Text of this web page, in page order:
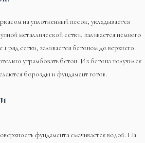
на уплотненный песок, укладывается
металлической сетки, заливается немного
1 ряд сетки, заливается бетоном до верхнего
утрамбовать бетон. Из бетона получился
борозды и фундамент готов.
фундамента смачивается водой. На